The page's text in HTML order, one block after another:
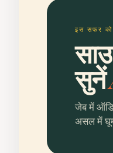
इस सफर को
सुनें
जेब में
असल में